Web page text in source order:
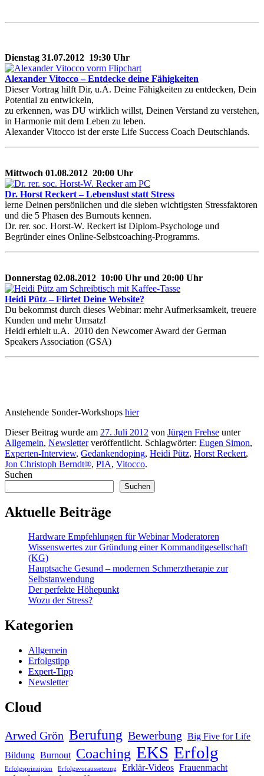
Dienstag 31.07.2012 19:30 Uhr
Alexander Vitocco – Entdecke deine Fähigkeiten
Dieser Vortrag hilft Dir, u.A. Deine Fähigkeiten zu entdecken, Dein
Potential zu entwickeln,
zu erkennen, was DU wirklich willst, Deinen Verstand zu verstehen,
in Harmonie mit dem Leben zu leben.
Alexander Vitocco ist der erste Life Success Coach Deutschlands.
Mittwoch 01.08.2012 20:00 Uhr
Dr. Horst Reckert – Lebenslust statt Stress
lerne Deinen persönlichen und die sieben wichtigsten Stressfaktoren
und die 5 Phasen des Burnouts kennen.
Dr. rer. soc. Horst-W. Reckert ist Diplom-Psychologe und
Begründer eines Online-Selbstcoaching-Programms.
Donnerstag 02.08.2012 10:00 Uhr und 20:00 Uhr
Heidi Pütz – Flirtet Deine Website?
Du bekommst durch dieses Webinar: mehr Aufmerksamkeit, treuere
Kunden und mehr Umsatz!
Heidi erhielt u.A. 2010 den Newcomer Award der German
Speakers Association (GSA)
Anstehende Sonder-Workshops hier
Dieser Beitrag wurde am 27. Juli 2012 von Jürgen Frehse unter
Allgemein, Newsletterveröffentlicht. Schlagwörter: Eugen Simon,
Experten-Interview, Gedankendoping, Heidi Pütz, Horst Reckert,
Jon Christoph Berndt®, PIA, Vitocco.
Suchen
Suchen
Aktuelle Beiträge
Hardware Empfehlungen für Webinar Moderatoren
Wissenswertes zur Gründung einer Kommanditgesellschaft
(KG)
Hauptsache Gesund – modernen Schmerztherapie zur
Selbstanwendung
Der perfekte Höhepunkt
Wozu der Stress?
Kategorien
Allgemein
Erfolgstipp
Expert-Tipp
Newsletter
Cloud
Arwed Grön Berufung Bewerbung Big Five for Life
Bildung Burnout Coaching EKS Erfolg
Erfolgsprinzipien Erfolgsvoraussetzung Erklär-Videos Frauenmacht